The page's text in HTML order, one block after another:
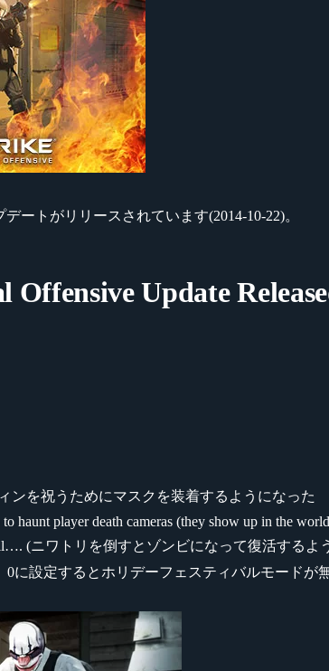
デートがリリースされています(2014-10-22)。
Update
ンを祝うためにマスクを装着するようになった
haunt player death cameras (they show up in the
(ニワトリを倒すとゾンビになって復活する
0に設定するとホリデーフェスティバルモードが